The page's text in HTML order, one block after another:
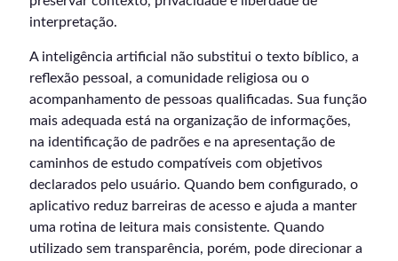
interpretação.
A inteligência artificial não substitui o texto bíblico, a
reflexão pessoal, a comunidade religiosa ou o
acompanhamento de pessoas qualificadas. Sua função
mais adequada está na organização de informações,
na identificação de padrões e na apresentação de
caminhos de estudo compatíveis com objetivos
declarados pelo usuário. Quando bem configurado, o
aplicativo reduz barreiras de acesso e ajuda a manter
uma rotina de leitura mais consistente. Quando
utilizado sem transparência, porém, pode direcionar a